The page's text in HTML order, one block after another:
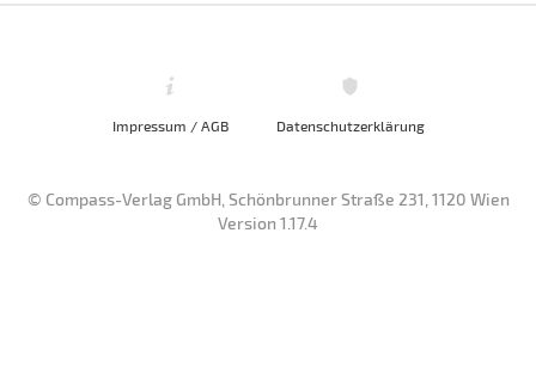
Impressum / AGB Datenschutzerklärung
© Compass-Verlag GmbH, Schönbrunner Straße 231, 1120 Wien
Version 1.17.4